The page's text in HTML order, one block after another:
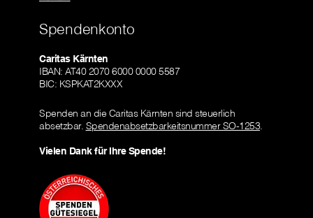
Spendenkonto
Caritas Kärnten
IBAN: AT40 2070 6000 0000 5587
BIC: KSPKAT2KXXX
Spenden an die Caritas Kärnten sind steuerlich
absetzbar. Spendenabsetzbarkeitsnummer SO-1253.
Vielen Dank für Ihre Spende!